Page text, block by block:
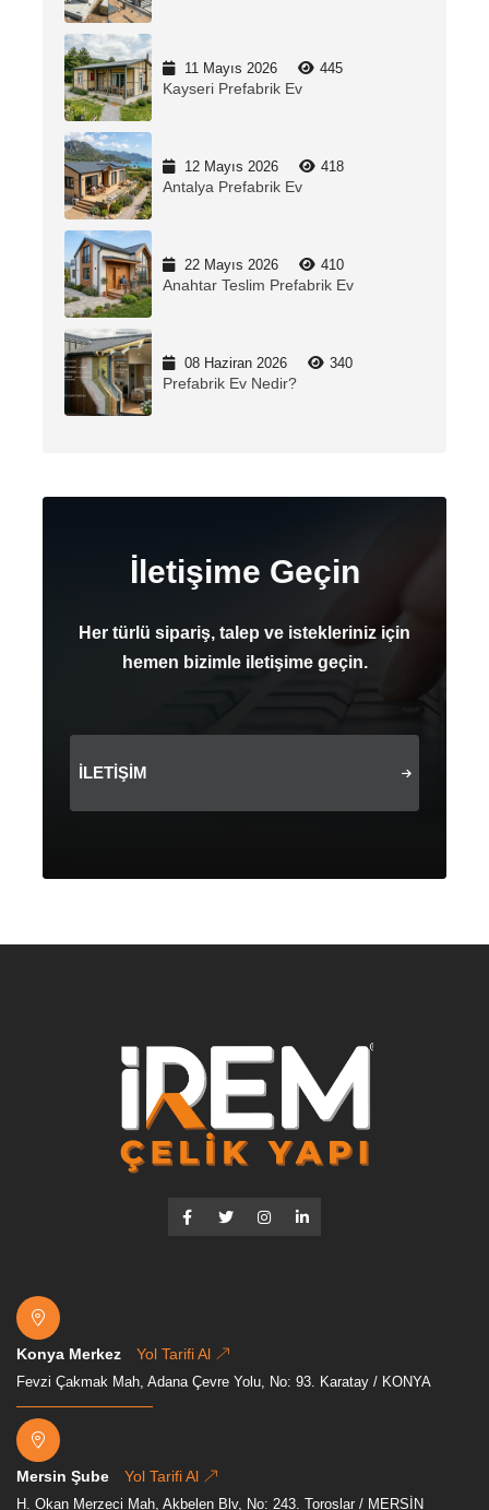
11 Mayıs 2026 445
Kayseri Prefabrik Ev
12 Mayıs 2026 418
Antalya Prefabrik Ev
22 Mayıs 2026 410
Anahtar Teslim Prefabrik Ev
08 Haziran 2026 340
Prefabrik Ev Nedir?
İletişime Geçin
Her türlü sipariş, talep ve istekleriniz için
hemen bizimle iletişime geçin.
İLETIŞIM
Konya Merkez Yol Tarifi Al
Fevzi Çakmak Mah, Adana Çevre Yolu, No: 93. Karatay / KONYA
Mersin Şube Yol Tarifi Al
H. Okan Merzeci Mah, Akbelen Blv, No: 243. Toroslar / MERSİN